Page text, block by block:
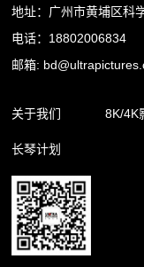
地址：广州市黄埔区科
电话：18802006834
邮箱:
关于我们
企业简介
企业新闻
8K/4K
长琴计划